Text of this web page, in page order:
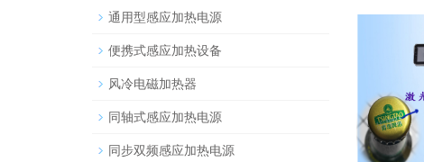
通用型感应加热电源
便携式感应加热设备
风冷电磁加热器
同轴式感应加热电源
同步双频感应加热电源